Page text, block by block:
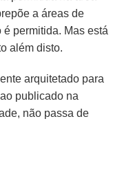
a áreas de
permitida. Mas está
além disto.
arquitetado para
publicado na
não passa de